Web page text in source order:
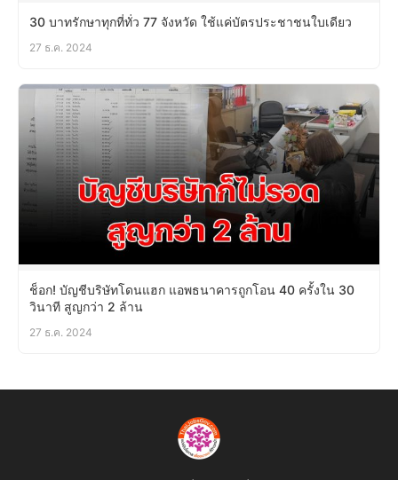
30 บาทรักษาทุกที่ทั่ว 77 จังหวัด ใช้แค่บัตรประชาชนใบเดียว
27 ธ.ค. 2024
ช็อก! บัญชีบริษัทโดนแฮก แอพธนาคารถูกโอน 40 ครั้งใน 30
วินาที สูญกว่า 2 ล้าน
27 ธ.ค. 2024